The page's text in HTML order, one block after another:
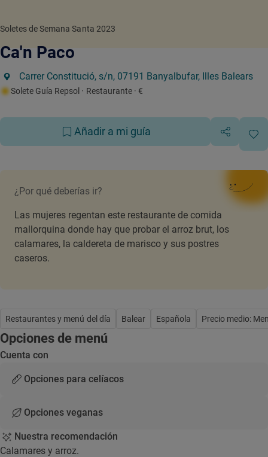
Soletes de Semana Santa 2023
Ca'n Paco
Carrer Constitució, s/n, 07191 Banyalbufar, Illes Balears
Solete Guía Repsol · Restaurante · €
Añadir a mi guía
¿Por qué deberías ir?
Las mujeres regentan este restaurante de comida
mallorquina donde hay que probar el arroz brut, los
calamares, la caldereta de marisco y sus postres
caseros.
Restaurantes y menú del día Balear Española Precio medio:
Opciones de menú
Cuenta con
Opciones para celíacos
Opciones veganas
Nuestra recomendación
Calamares y arroz.